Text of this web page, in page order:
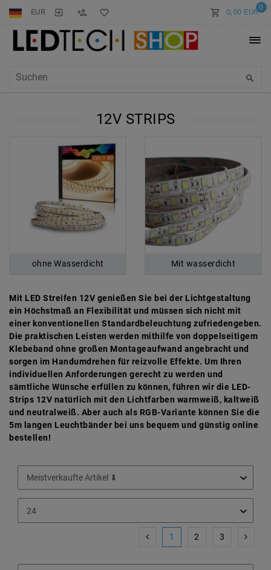
EUR 0
0,00 EUR
12V STRIPS
ohne Wasserdicht Mit wasserdicht
Mit LED Streifen 12V genießen Sie bei der Lichtgestaltung
ein Höchstmaß an Flexibilität und müssen sich nicht mit
einer konventionellen Standardbeleuchtung zufriedengeben.
Die praktischen Leisten werden mithilfe von doppelseitigem
Klebeband ohne großen Montageaufwand angebracht und
sorgen im Handumdrehen für reizvolle Effekte. Um Ihren
individuellen Anforderungen gerecht zu werden und
sämtliche Wünsche erfüllen zu können, führen wir die LED-
Strips 12V natürlich mit den Lichtfarben warmweiß, kaltweiß
und neutralweiß. Aber auch als RGB-Variante können Sie die
5m langen Leuchtbänder bei uns bequem und günstig online
bestellen!
1 2 3